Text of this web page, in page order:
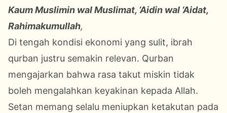
Kaum Muslimin wal Muslimat, ‘Aidin wal ‘Aidat,
Rahimakumullah,
Di tengah kondisi ekonomi yang sulit, ibrah
qurban justru semakin relevan. Qurban
mengajarkan bahwa rasa takut miskin tidak
boleh mengalahkan keyakinan kepada Allah.
Setan memang selalu meniupkan ketakutan pada